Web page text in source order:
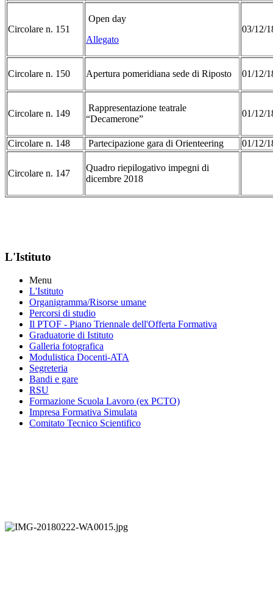
Circolare n. 151
Open day
Allegato
03/12/
Circolare n. 150 Apertura pomeridiana sede di Riposto 01/12/
Circolare n. 149
Rappresentazione teatrale
“Decamerone”
01/12/
Circolare n. 148 Partecipazione gara di Orienteering 01/12/
Circolare n. 147
Quadro riepilogativo impegni di
dicembre 2018
L'Istituto
Menu
L'Istituto
Organigramma/Risorse umane
Percorsi di studio
Il PTOF - Piano Triennale dell'Offerta Formativa
Graduatorie di Istituto
Galleria fotografica
Modulistica Docenti-ATA
Segreteria
Bandi e gare
RSU
Formazione Scuola Lavoro (ex PCTO)
Impresa Formativa Simulata
Comitato Tecnico Scientifico